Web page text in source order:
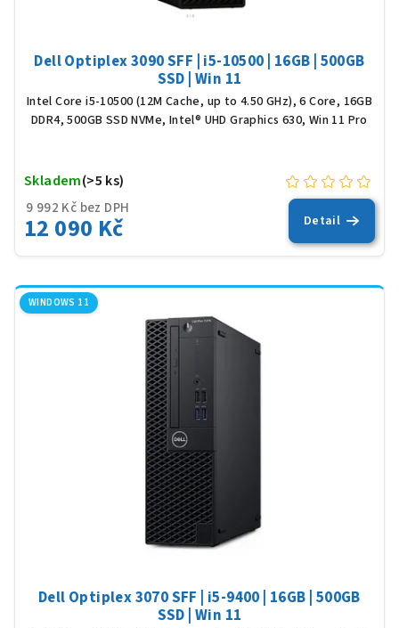
Dell Optiplex 3090 SFF | i5-10500 | 16GB | 500GB
SSD | Win 11
Intel Core i5-10500 (12M Cache, up to 4.50 GHz), 6 Core, 16GB
DDR4, 500GB SSD NVMe, Intel® UHD Graphics 630, Win 11 Pro
9 992 Kč bez DPH
12 090 Kč
Skladem(>5 ks)
Detail
WINDOWS 11
Dell Optiplex 3070 SFF | i5-9400 | 16GB | 500GB
SSD | Win 11